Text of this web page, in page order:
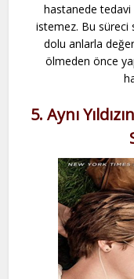
hastanede tedavi
istemez. Bu süreci
dolu anlarla
ölmeden önce
5. Aynı